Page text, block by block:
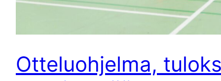
Otteluohjelma,